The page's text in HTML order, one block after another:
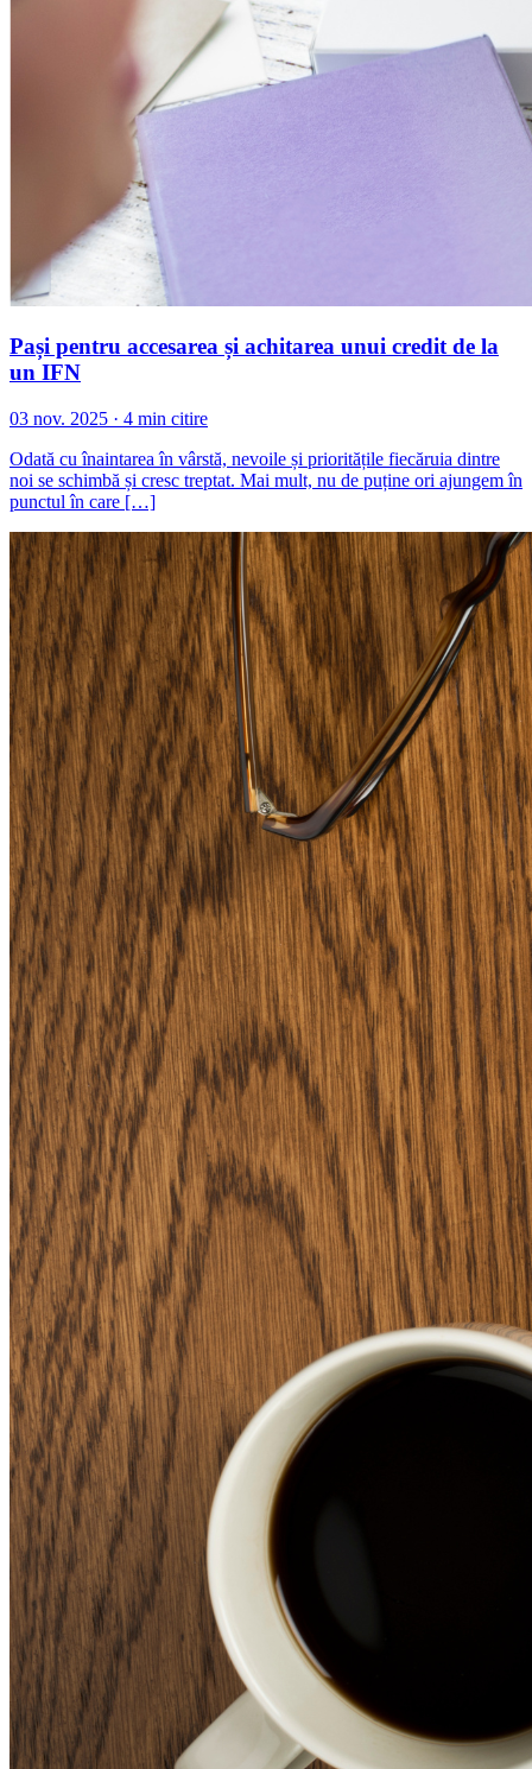
Pași pentru accesarea și achitarea unui credit de la
un IFN
03 nov. 2025 · 4 min citire
Odată cu înaintarea în vârstă, nevoile și prioritățile fiecăruia dintre
noi se schimbă și cresc treptat. Mai mult, nu de puține ori ajungem în
punctul în care […]